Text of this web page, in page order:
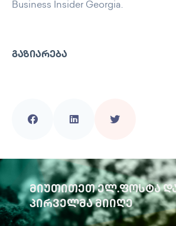
Business Insider Georgia.
ᲒᲐᲖᲘᲐᲠᲔᲑᲐ
ᲛᲘᲣᲗᲘᲗᲔᲗ ᲔᲚ.ᲤᲝᲡᲢᲐ
ᲞᲘᲠᲕᲔᲚᲛᲐ ᲛᲘᲘᲦᲔ